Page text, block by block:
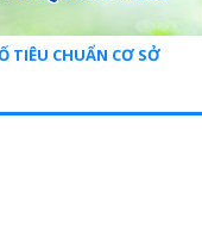
TIÊU CHUẨN CƠ SỞ